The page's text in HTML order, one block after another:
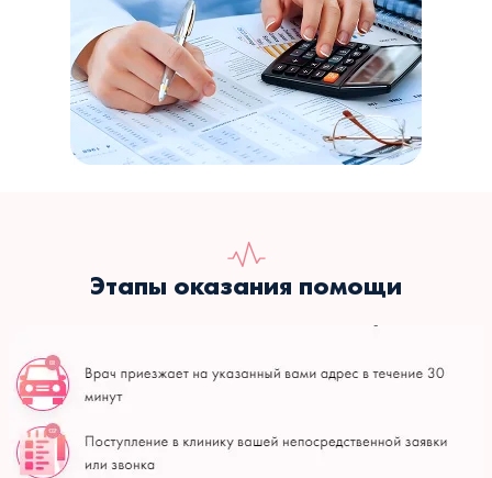
Этапы оказания помощи